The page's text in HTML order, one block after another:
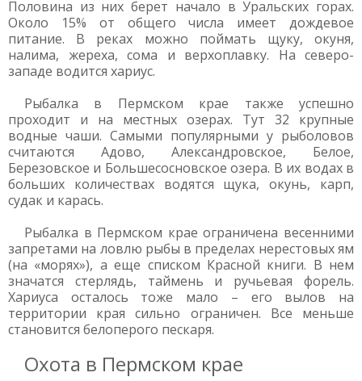
Половина из них берет начало в Уральских горах.
Около 15% от общего числа имеет дождевое
питание. В реках можно поймать щуку, окуня,
налима, жереха, сома и верхоплавку. На северо-
западе водится хариус.
Рыбалка в Пермском крае также успешно
проходит и на местных озерах. Тут 32 крупные
водные чаши. Самыми популярными у рыболовов
считаются Адово, Александровское, Белое,
Березовское и Большесосновское озера. В их водах в
больших количествах водятся щука, окунь, карп,
судак и карась.
Рыбалка в Пермском крае ограничена весенними
запретами на ловлю рыбы в пределах нерестовых ям
(на «морях»), а еще списком Красной книги. В нем
значатся стерлядь, таймень и ручьевая форель.
Хариуса осталось тоже мало – его вылов на
территории края сильно ограничен. Все меньше
становится белоперого пескаря.
Охота в Пермском крае